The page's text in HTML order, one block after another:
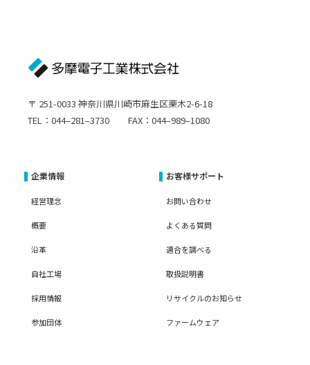
〒 251-0033 神奈川県川崎市麻生区栗木2-6-18
TEL：044–281–3730 FAX：044–989–1080
企業情報
経営理念
概要
沿革
自社工場
採用情報
参加団体
お客様サポート
お問い合わせ
よくある質問
適合を調べる
取扱説明書
リサイクルのお知らせ
ファームウェア